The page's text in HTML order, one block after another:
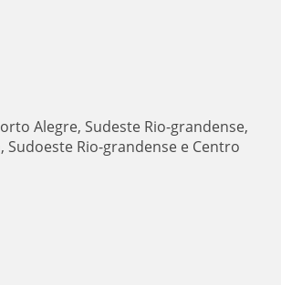
Alegre, Sudeste Rio-grandense,
Rio-grandense e Centro